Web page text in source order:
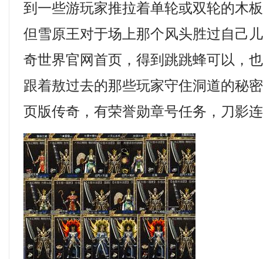
到一些游玩家推拉着单轮或双轮的木
但雪原王对于场上那个风头胜过自己
奇世界官网首页，得到跳跳蜂可以，
跟着敖过去的那些玩家守住洞道的秘
页版传奇，有荣誉勋章号任务，刀影